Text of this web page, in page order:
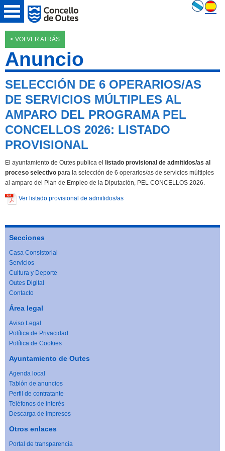
< VOLVER ATRÁS
Anuncio
SELECCIÓN DE 6 OPERARIOS/AS
DE SERVICIOS MÚLTIPLES AL
AMPARO DEL PROGRAMA PEL
CONCELLOS 2026: LISTADO
PROVISIONAL
El ayuntamiento de Outes publica el
listado provisional de admitidos/as al
proceso selectivo para la selección de 6 operarios/as de servicios múltiples
al amparo del Plan de Empleo de la Diputación, PEL CONCELLOS 2026.
Ver listado provisional de admitidos/as
Secciones
Casa Consistorial
Servicios
Cultura y Deporte
Outes Digital
Contacto
Área legal
Aviso Legal
Política de Privacidad
Política de Cookies
Ayuntamiento de Outes
Agenda local
Tablón de anuncios
Perfil de contratante
Teléfonos de interés
Descarga de impresos
Otros enlaces
Portal de transparencia